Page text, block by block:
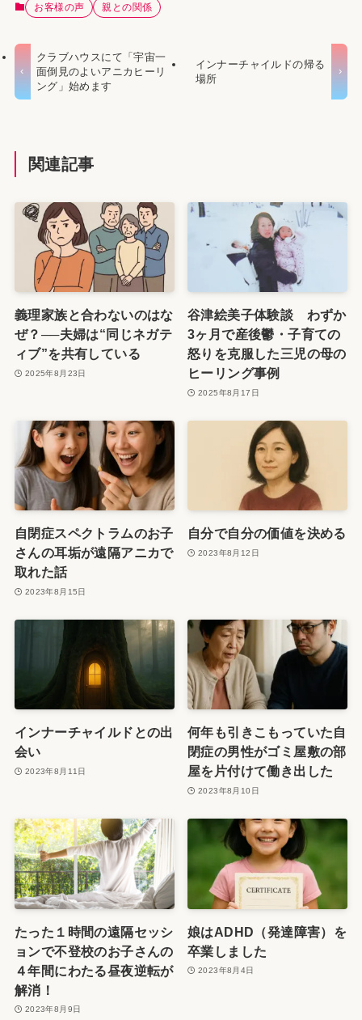
お客様の声 親との関係
クラブハウスにて「宇宙一
面倒見のよいアニカヒーリ
ング」始めます
インナーチャイルドの帰る
場所
関連記事
義理家族と合わないのはな
ぜ？──夫婦は“同じネガテ
ィブ”を共有している
2025年8月23日
谷津絵美子体験談 わずか
3ヶ月で産後鬱・子育ての
怒りを克服した三児の母の
ヒーリング事例
2025年8月17日
自閉症スペクトラムのお子
さんの耳垢が遠隔アニカで
取れた話
2023年8月15日
自分で自分の価値を決める
2023年8月12日
インナーチャイルドとの出
会い
2023年8月11日
何年も引きこもっていた自
閉症の男性がゴミ屋敷の部
屋を片付けて働き出した
2023年8月10日
たった１時間の遠隔セッシ
ョンで不登校のお子さんの
４年間にわたる昼夜逆転が
解消！
2023年8月9日
娘はADHD（発達障害）を
卒業しました
2023年8月4日